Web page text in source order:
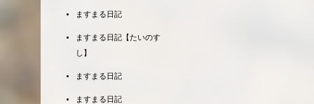
ますまる日記
ますまる日記【たいのす
し】
ますまる日記
ますまる日記